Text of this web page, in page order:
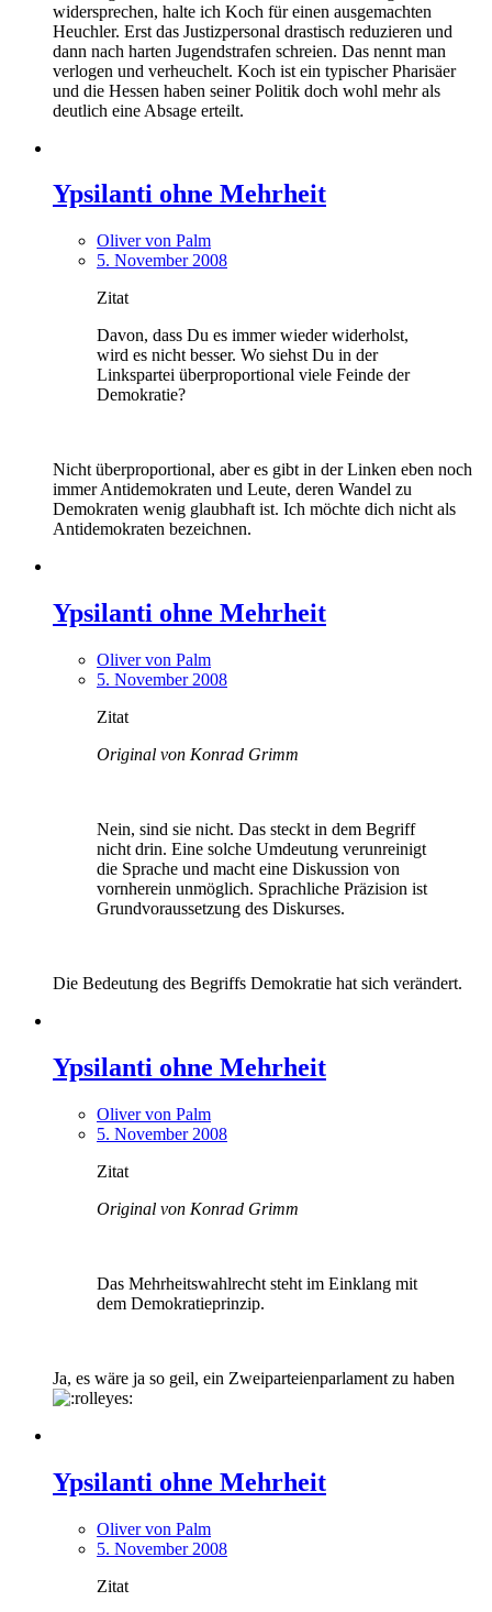
widersprechen, halte ich Koch für einen ausgemachten
Heuchler. Erst das Justizpersonal drastisch reduzieren und
dann nach harten Jugendstrafen schreien. Das nennt man
verlogen und verheuchelt. Koch ist ein typischer Pharisäer
und die Hessen haben seiner Politik doch wohl mehr als
deutlich eine Absage erteilt.
Ypsilanti ohne Mehrheit
Oliver von Palm
5. November 2008
Zitat
Davon, dass Du es immer wieder widerholst,
wird es nicht besser. Wo siehst Du in der
Linkspartei überproportional viele Feinde der
Demokratie?
Nicht überproportional, aber es gibt in der Linken eben noch
immer Antidemokraten und Leute, deren Wandel zu
Demokraten wenig glaubhaft ist. Ich möchte dich nicht als
Antidemokraten bezeichnen.
Ypsilanti ohne Mehrheit
Oliver von Palm
5. November 2008
Zitat
Original von Konrad Grimm
Nein, sind sie nicht. Das steckt in dem Begriff
nicht drin. Eine solche Umdeutung verunreinigt
die Sprache und macht eine Diskussion von
vornherein unmöglich. Sprachliche Präzision ist
Grundvoraussetzung des Diskurses.
Die Bedeutung des Begriffs Demokratie hat sich verändert.
Ypsilanti ohne Mehrheit
Oliver von Palm
5. November 2008
Zitat
Original von Konrad Grimm
Das Mehrheitswahlrecht steht im Einklang mit
dem Demokratieprinzip.
Ja, es wäre ja so geil, ein Zweiparteienparlament zu haben
Ypsilanti ohne Mehrheit
Oliver von Palm
5. November 2008
Zitat